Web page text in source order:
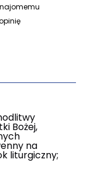
Bożej,
na
liturgiczny;